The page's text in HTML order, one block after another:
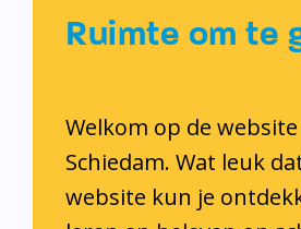
Ruimte om te
Welkom op de
Schiedam. Wat leuk
website kun je